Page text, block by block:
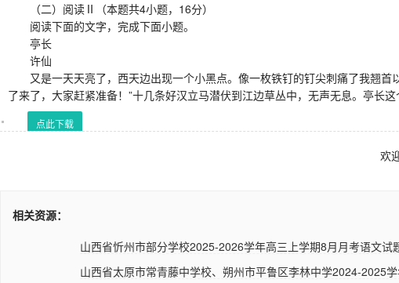
（二）阅读Ⅱ（本题共4小题，16分）
阅读下面的文字，完成下面小题。
亭长
许仙
又是一天天亮了，西天边出现一个小黑点。像一枚铁钉的钉尖刺痛了我翘首
了来了，大家赶紧准备！”十几条好汉立马潜伏到江边草丛中，无声无息。亭长
点此下载
欢
相关资源：
山西省忻州市部分学校2025-2026学年高三上学期8月月考语文试
山西省太原市常青藤中学校、朔州市平鲁区李林中学2024-2025